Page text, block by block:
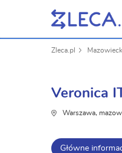
Zleca.pl
Veronica
Warszawa,
Główne